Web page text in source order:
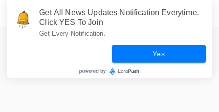
Get All News Updates Notification Everytime.
Click YES To Join
Get Every Notification.
Yes